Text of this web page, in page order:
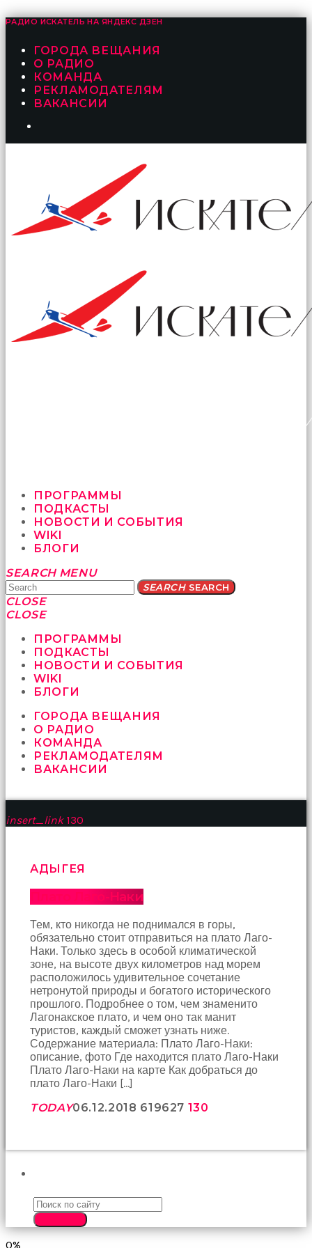
РАДИО ИСКАТЕЛЬ НА ЯНДЕКС ДЗЕН
ГОРОДА ВЕЩАНИЯ
О РАДИО
КОМАНДА
РЕКЛАМОДАТЕЛЯМ
ВАКАНСИИ
ПРОГРАММЫ
ПОДКАСТЫ
НОВОСТИ И СОБЫТИЯ
WIKI
БЛОГИ
Yatağa
bile
geçmeye
fırsat
sikici
kocalar
güzel
karıları
öttürüyor
sex
hikayeleri
kızların
boşalarak
porno
yakın
arkadaş
birbirlerine
teşekkür
ederek
bunu
tekrar
yapmak
sözleşiyorlar
altyazılı
porno
Arkadaşımın
evine
takılmaya
gittiğimde
kıçına
konsantre
olamıyordum
SEARCH MENU
SEARCHSEARCH
CLOSE
CLOSE
ПРОГРАММЫ
ПОДКАСТЫ
НОВОСТИ И СОБЫТИЯ
WIKI
БЛОГИ
ГОРОДА ВЕЩАНИЯ
О РАДИО
КОМАНДА
РЕКЛАМОДАТЕЛЯМ
ВАКАНСИИ
insert_link 130
АДЫГЕЯ
Плато Лаго-Наки
Тем, кто никогда не поднимался в горы,
обязательно стоит отправиться на плато Лаго-
Наки. Только здесь в особой климатической
зоне, на высоте двух километров над морем
расположилось удивительное сочетание
нетронутой природы и богатого исторического
прошлого. Подробнее о том, чем знаменито
Лагонакское плато, и чем оно так манит
туристов, каждый сможет узнать ниже.
Содержание материала: Плато Лаго-Наки:
описание, фото Где находится плато Лаго-Наки
Плато Лаго-Наки на карте Как добраться до
плато Лаго-Наки […]
TODAY06.12.2018 619627 130
0%